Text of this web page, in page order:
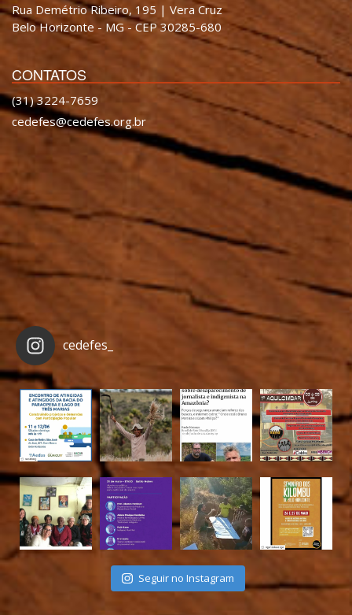
Rua Demétrio Ribeiro, 195 | Vera Cruz
Belo Horizonte - MG - CEP 30285-680
CONTATOS
(31) 3224-7659
cedefes@cedefes.org.br
cedefes_
Seguir no Instagram